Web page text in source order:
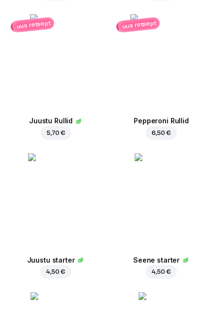
uus retsept
Juustu Rullid
5,70 €
uus retsept
Pepperoni Rullid
6,50 €
Juustu starter
4,50 €
Seene starter
4,50 €